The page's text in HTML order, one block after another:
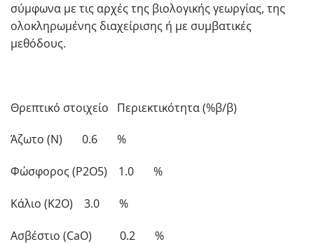
σύμφωνα με τις αρχές της βιολογικής γεωργίας, της
ολοκληρωμένης διαχείρισης ή με συμβατικές
μεθόδους.
Θρεπτικό στοιχείο Περιεκτικότητα (%β/β)
Άζωτο (Ν) 0.6 %
Φώσφορος (P2O5) 1.0 %
Κάλιο (Κ2Ο) 3.0 %
Ασβέστιο (CaO) 0.2 %